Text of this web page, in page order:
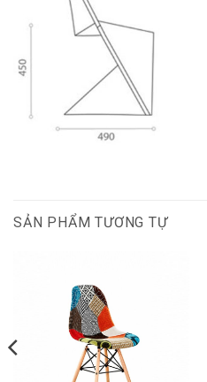
SẢN PHẨM TƯƠNG TỰ